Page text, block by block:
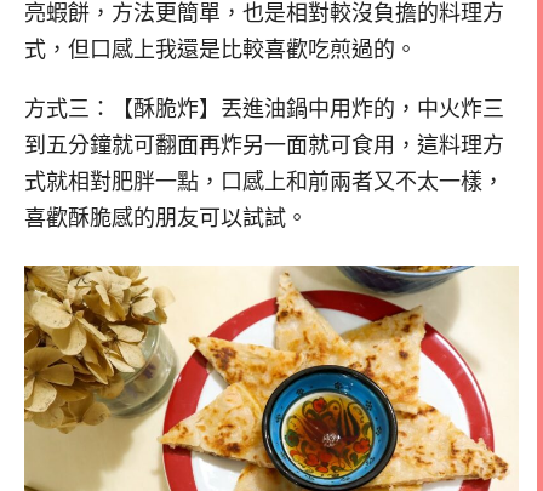
亮蝦餅，方法更簡單，也是相對較沒負擔的料理方
式，但口感上我還是比較喜歡吃煎過的。
方式三：【酥脆炸】丟進油鍋中用炸的，中火炸三
到五分鐘就可翻面再炸另一面就可食用，這料理方
式就相對肥胖一點，口感上和前兩者又不太一樣，
喜歡酥脆感的朋友可以試試。